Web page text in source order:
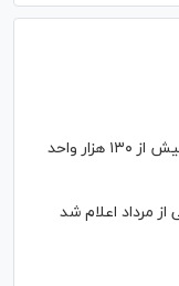
تداوم روند صعودی بورس/ شاخص کل بیش از ۱۳۰ هزار واحد
از مرداد اعلام شد